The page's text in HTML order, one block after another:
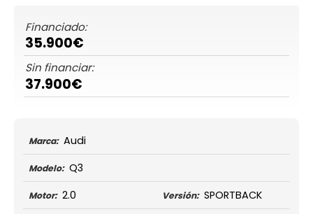
Financiado:
35.900€
Sin financiar:
37.900€
Marca: Audi
Modelo: Q3
Motor: 2.0 Versión: SPORTBACK